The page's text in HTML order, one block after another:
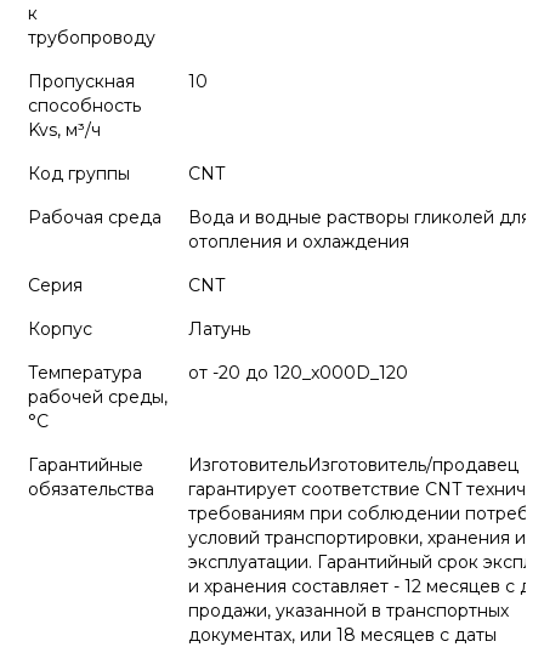
к
трубопроводу
Пропускная
способность
Kvs, м³/ч
10
Код группы
CNT
Рабочая среда
Вода и водные растворы гликолей для
отопления и охлаждения
Серия
CNT
Корпус
Латунь
Температура
рабочей среды,
°С
от -20 до 120_x000D_120
Гарантийные
обязательства
ИзготовительИзготовитель/продавец
гарантирует соответствие CNT
требованиям при соблюдении
условий транспортировки, хранения и
эксплуатации. Гарантийный срок
и хранения составляет - 12 месяцев с
продажи, указанной в транспортных
документах, или 18 месяцев с даты